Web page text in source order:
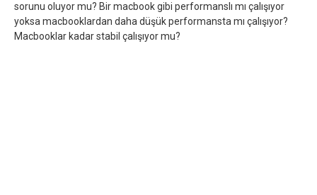
sorunu oluyor mu? Bir macbook gibi performanslı mı çalışıyor
yoksa macbooklardan daha düşük performansta mı çalışıyor?
Macbooklar kadar stabil çalışıyor mu?